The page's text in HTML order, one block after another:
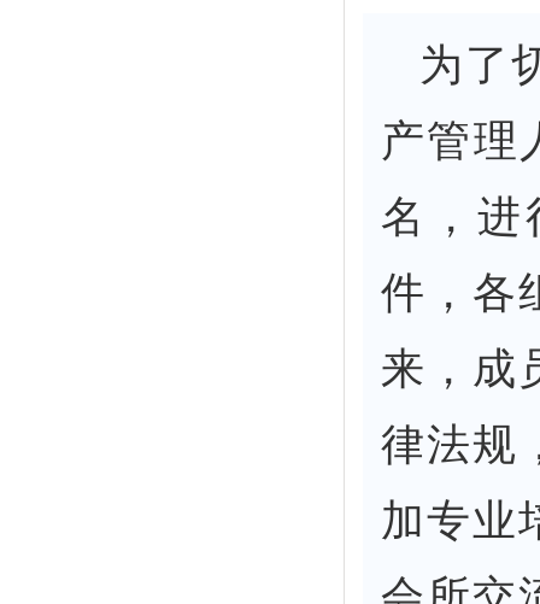
为了
产管理
名，
件，各
来，成
律法规
加专业